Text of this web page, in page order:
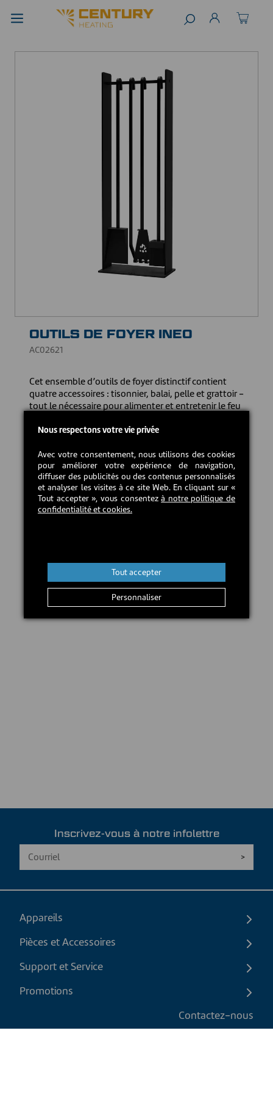
OUTILS DE FOYER INEO
AC02621
Cet ensemble d’outils de foyer distinctif contient
quatre accessoires : tisonnier, balai, pelle et grattoir -
tout le nécessaire pour alimenter et entretenir le feu
contemporain et ses fines lignes étroites, idéal pour
cm). Fièrement fabriqué au Québec.
215,00 CAD$
En stock
Inscrivez-vous à notre infolettre
Appareils
Pièces et Accessoires
Support et Service
Promotions
Contactez-nous
Nous respectons votre vie privée
Avec votre consentement, nous utilisons des cookies
pour améliorer votre expérience de navigation,
diffuser des publicités ou des contenus personnalisés
et analyser les visites à ce site Web. En cliquant sur «
Tout accepter », vous consentezà notre politique de
confidentialité et cookies.
Personnaliser
Tout accepter